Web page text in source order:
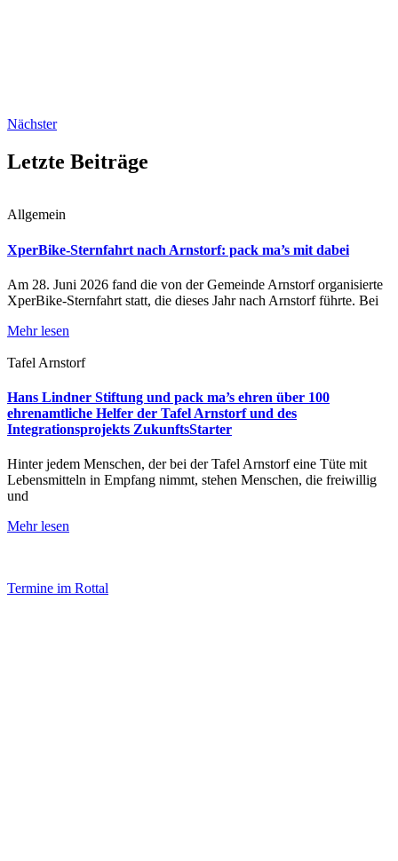
Nächster
Letzte Beiträge
Allgemein
XperBike-Sternfahrt nach Arnstorf: pack ma’s mit dabei
Am 28. Juni 2026 fand die von der Gemeinde Arnstorf organisierte
XperBike-Sternfahrt statt, die dieses Jahr nach Arnstorf führte. Bei
Mehr lesen
Tafel Arnstorf
Hans Lindner Stiftung und pack ma’s ehren über 100
ehrenamtliche Helfer der Tafel Arnstorf und des
Integrationsprojekts ZukunftsStarter
Hinter jedem Menschen, der bei der Tafel Arnstorf eine Tüte mit
Lebensmitteln in Empfang nimmt, stehen Menschen, die freiwillig
und
Mehr lesen
Termine im Rottal